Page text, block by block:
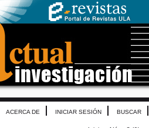
ACERCA DE INICIAR SESIÓN BUSCAR